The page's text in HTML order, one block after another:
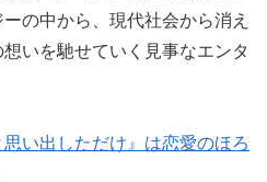
の中から、現代社会から消え
いを馳せていく見事なエンタ
い出しただけ』は恋愛のほろ